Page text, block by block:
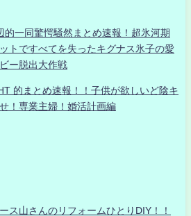
的一同驚愕騒然まとめ速報！超氷河期
トですべてを失ったキグナス氷子の愛
ー脱出大作戦
的まとめ速報！！子供が欲しいど陰キ
！専業主婦！婚活計画編
ス山さんのリフォームひとりDIY！！